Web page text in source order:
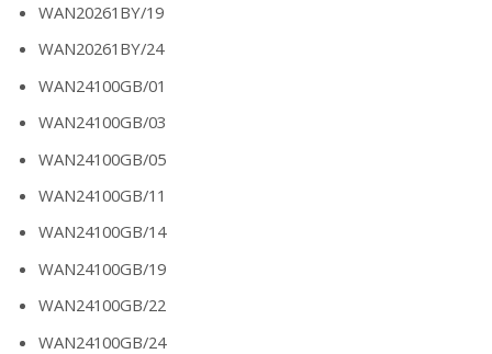
WAN20261BY/19
WAN20261BY/24
WAN24100GB/01
WAN24100GB/03
WAN24100GB/05
WAN24100GB/11
WAN24100GB/14
WAN24100GB/19
WAN24100GB/22
WAN24100GB/24